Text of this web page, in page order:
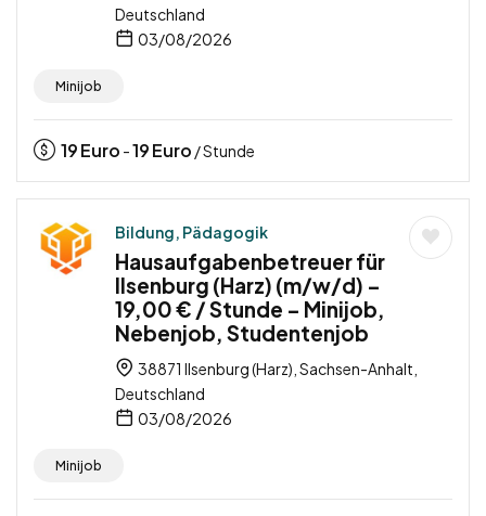
Deutschland
03/08/2026
Minijob
19Euro -19Euro / Stunde
Bildung, Pädagogik
Hausaufgabenbetreuer für
Ilsenburg (Harz) (m/w/d) –
19,00 € / Stunde – Minijob,
Nebenjob, Studentenjob
38871 Ilsenburg (Harz), Sachsen-Anhalt,
Deutschland
03/08/2026
Minijob